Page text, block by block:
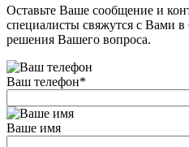
Оставьте Ваше сообщение и
специалисты свяжутся с Вами
решения Вашего вопроса.
Ваш телефон*
Ваше имя